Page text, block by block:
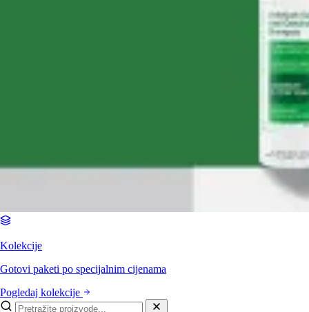
Kolekcije
Gotovi paketi po specijalnim cijenama
Pogledaj kolekcije